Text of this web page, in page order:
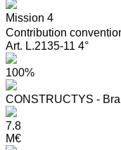
Mission 4
Contribution
Art. L.2135-11 4°
100%
CONSTRUCTYS -
7.8
M€